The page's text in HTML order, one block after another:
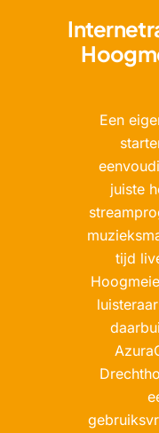
Een
juiste
tijd